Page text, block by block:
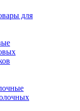
для